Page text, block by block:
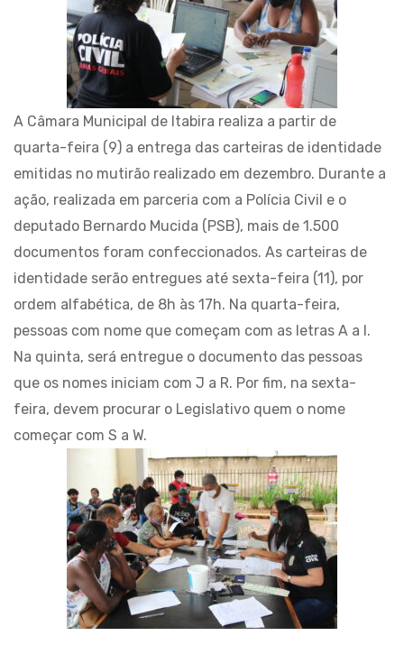
A Câmara Municipal de Itabira realiza a partir de
quarta-feira (9) a entrega das carteiras de identidade
emitidas no mutirão realizado em dezembro. Durante a
ação, realizada em parceria com a Polícia Civil e o
deputado Bernardo Mucida (PSB), mais de 1.500
documentos foram confeccionados. As carteiras de
identidade serão entregues até sexta-feira (11), por
ordem alfabética, de 8h às 17h. Na quarta-feira,
pessoas com nome que começam com as letras A a I.
Na quinta, será entregue o documento das pessoas
que os nomes iniciam com J a R. Por fim, na sexta-
feira, devem procurar o Legislativo quem o nome
começar com S a W.